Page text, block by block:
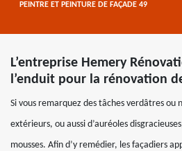
PEINTRE ET PEINTURE DE FAÇADE 49
L’entreprise Hemery
l’enduit pour la rénovation
Si vous remarquez des tâches verdâtres ou
extérieurs, ou aussi d’auréoles
mousses. Afin d’y remédier, les façadiers